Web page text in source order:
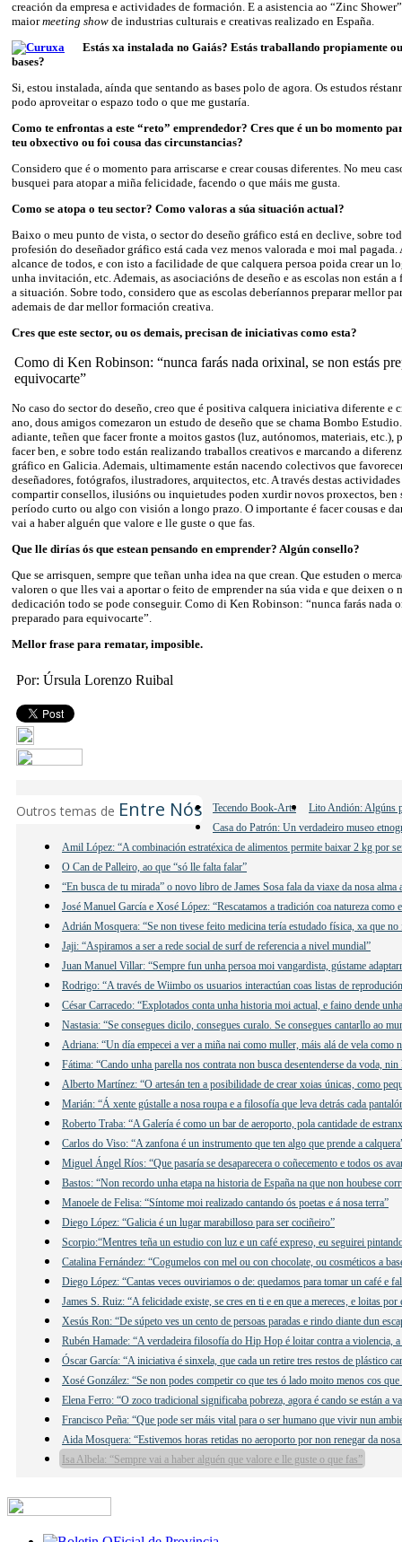
creación da empresa e actividades de formación. E a asistencia ao “Zinc
maiormeeting show de industrias culturais e creativas realizado en España.
Estás xa instalada no Gaiás? Estás traballando propiamente
bases?
Si, estou instalada, aínda que sentando as bases polo de agora. Os estudos
podo aproveitar o espazo todo o que me gustaría.
Como te enfrontas a este “reto” emprendedor? Cres que é un bo momento
teu obxectivo ou foi cousa das circunstancias?
Considero que é o momento para arriscarse e crear cousas diferentes. No meu
busquei para atopar a miña felicidade, facendo o que máis me gusta.
Como se atopa o teu sector? Como valoras a súa situación actual?
Baixo o meu punto de vista, o sector do deseño gráfico está en declive, sobre
profesión do deseñador gráfico está cada vez menos valorada e moi mal
alcance de todos, e con isto a facilidade de que calquera persoa poida crear un
unha invitación, etc. Ademais, as asociacións de deseño e as escolas non están a
a situación. Sobre todo, considero que as escolas deberíannos preparar mellor
ademais de dar mellor formación creativa.
Cres que este sector, ou os demais, precisan de iniciativas como esta?
Como di Ken Robinson: “nunca farás nada orixinal, se non estás
equivocarte”
No caso do sector do deseño, creo que é positiva calquera iniciativa diferente e
ano, dous amigos comezaron un estudo de deseño que se chama Bombo
adiante, teñen que facer fronte a moitos gastos (luz, autónomos, materiais, etc.),
facer ben, e sobre todo están realizando traballos creativos e marcando a
gráfico en Galicia. Ademais, ultimamente están nacendo colectivos que
deseñadores, fotógrafos, ilustradores, arquitectos, etc. A través destas
compartir consellos, ilusións ou inquietudes poden xurdir novos proxectos, ben
período curto ou algo con visión a longo prazo. O importante é facer cousas e
vai a haber alguén que valore e lle guste o que fas.
Que lle dirías ós que estean pensando en emprender? Algún consello?
Que se arrisquen, sempre que teñan unha idea na que crean. Que estuden o
valoren o que lles vai a aportar o feito de emprender na súa vida e que deixen o
dedicación todo se pode conseguir. Como di Ken Robinson: “nunca farás nada
preparado para equivocarte”.
Mellor frase para rematar, imposible.
Por: Úrsula Lorenzo Ruibal
Outros temas de Entre Nós Tecendo Book-Arts
Lito Andión: Algúns
Casa do Patrón: Un verdadeiro museo
Amil López: “A combinación estratéxica de alimentos permite baixar 2 kg por
O Can de Palleiro, ao que “só lle falta falar”
“En busca de tu mirada” o novo libro de James Sosa fala da viaxe da nosa alma
José Manuel García e Xosé López: “Rescatamos a tradición coa natureza como
Adrián Mosquera: “Se non tivese feito medicina tería estudado física, xa que
Jaji: “Aspiramos a ser a rede social de surf de referencia a nivel mundial”
Juan Manuel Villar: “Sempre fun unha persoa moi vangardista, gústame
Rodrigo: “A través de Wiimbo os usuarios interactúan coas listas de
César Carracedo: “Explotados conta unha historia moi actual, e faino dende
Nastasia: “Se consegues dicilo, consegues curalo. Se consegues cantarllo ao
Adriana: “Un día empecei a ver a miña nai como muller, máis alá de vela como
Fátima: “Cando unha parella nos contrata non busca desentenderse da voda,
Alberto Martínez: “O artesán ten a posibilidade de crear xoias únicas, como
Marián: “Á xente gústalle a nosa roupa e a filosofía que leva detrás cada
Roberto Traba: “A Galería é como un bar de aeroporto, pola cantidade de
Carlos do Viso: “A zanfona é un instrumento que ten algo que prende a
Miguel Ángel Ríos: “Que pasaría se desaparecera o coñecemento e todos os
Bastos: “Non recordo unha etapa na historia de España na que non houbese
Manoele de Felisa: “Síntome moi realizado cantando ós poetas e á nosa terra”
Diego López: “Galicia é un lugar marabilloso para ser cociñeiro”
Scorpio:“Mentres teña un estudio con luz e un café expreso, eu seguirei
Catalina Fernández: “Cogumelos con mel ou con chocolate, ou cosméticos a
Diego López: “Cantas veces ouviriamos o de: quedamos para tomar un café e
James S. Ruiz: “A felicidade existe, se cres en ti e en que a mereces, e loitas por
Xesús Ron: “De súpeto ves un cento de persoas paradas e rindo diante dun
Rubén Hamade: “A verdadeira filosofía do Hip Hop é loitar contra a violencia,
Óscar García: “A iniciativa é sinxela, que cada un retire tres restos de plástico
Xosé González: “Se non podes competir co que tes ó lado moito menos cos que
Elena Ferro: “O zoco tradicional significaba pobreza, agora é cando se están a
Francisco Peña: “Que pode ser máis vital para o ser humano que vivir nun
Aida Mosquera: “Estivemos horas retidas no aeroporto por non renegar da
Isa Albela: “Sempre vai a haber alguén que valore e lle guste o que fas”